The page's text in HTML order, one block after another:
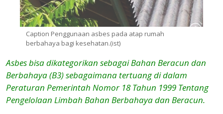
Caption Penggunaan asbes pada atap rumah
berbahaya bagi kesehatan.(ist)
Asbes bisa dikategorikan sebagai Bahan Beracun dan
Berbahaya (B3) sebagaimana tertuang di dalam
Peraturan Pemerintah Nomor 18 Tahun 1999 Tentang
Pengelolaan Limbah Bahan Berbahaya dan Beracun.